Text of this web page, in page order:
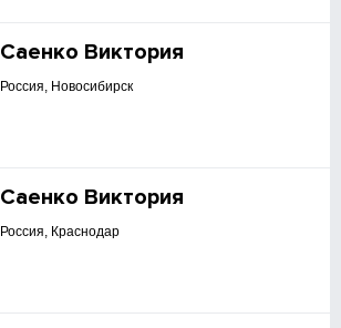
Саенко Виктория
Россия, Новосибирск
Саенко Виктория
Россия, Краснодар